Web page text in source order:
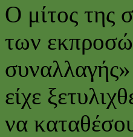
Ο μίτος της
των
είχε
να